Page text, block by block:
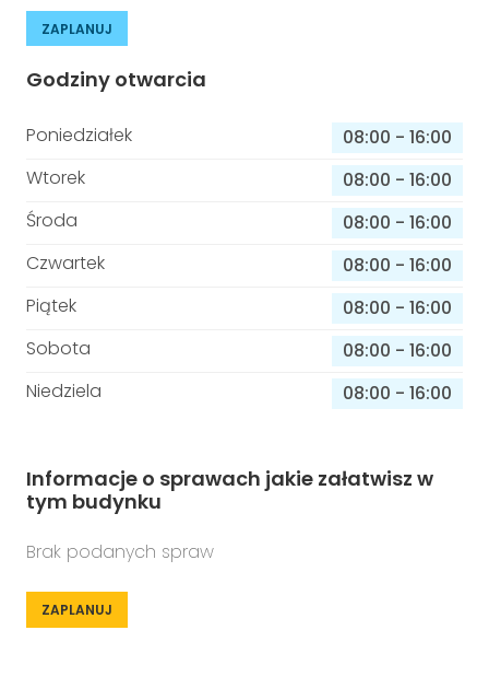
ZAPLANUJ
Godziny otwarcia
Poniedziałek 08:00 - 16:00
Wtorek
08:00 - 16:00
Środa
08:00 - 16:00
Czwartek
08:00 - 16:00
Piątek
08:00 - 16:00
Sobota
08:00 - 16:00
Niedziela
08:00 - 16:00
Informacje o sprawach jakie załatwisz w
tym budynku
Brak podanych spraw
ZAPLANUJ